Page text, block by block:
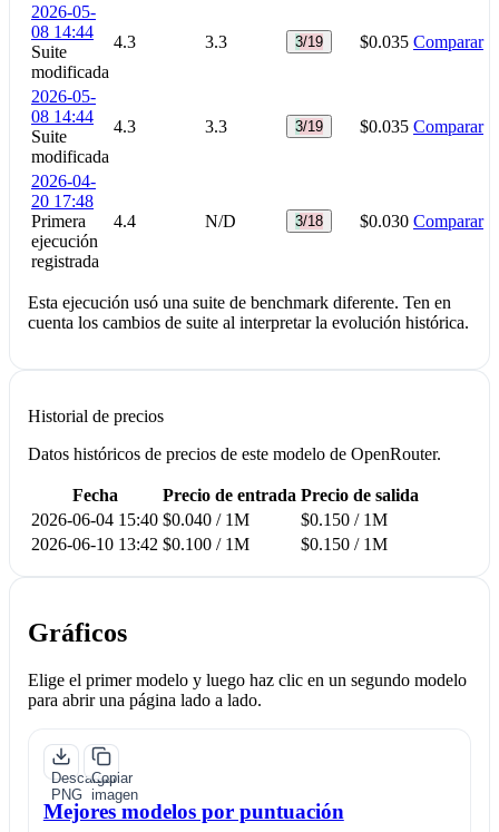
2026-05-
08 14:44
Suite
modificada
4.3 3.3 3/19 $0.035 Comparar
2026-05-
08 14:44
Suite
modificada
4.3 3.3 3/19 $0.035 Comparar
2026-04-
20 17:48
Primera
ejecución
registrada
4.4 N/D 3/18 $0.030 Comparar
Esta ejecución usó una suite de benchmark diferente. Ten en
cuenta los cambios de suite al interpretar la evolución histórica.
Historial de precios
Datos históricos de precios de este modelo de OpenRouter.
Fecha Precio de entrada Precio de salida
2026-06-04 15:40 $0.040 / 1M
$0.150 / 1M
2026-06-10 13:42 $0.100 / 1M $0.150 / 1M
Gráficos
Elige el primer modelo y luego haz clic en un segundo modelo
para abrir una página lado a lado.
Descargar
PNG
Copiar
imagen
Mejores modelos por puntuación